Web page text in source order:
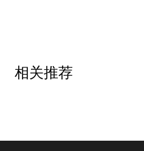
相关推荐